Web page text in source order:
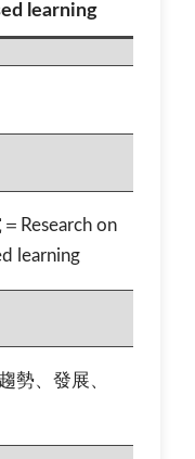
learning
Research on
learning
勢、發展、